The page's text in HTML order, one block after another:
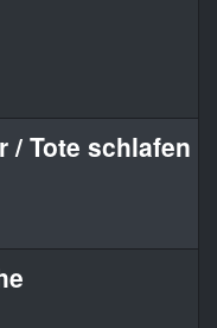
/ Tote schlafen